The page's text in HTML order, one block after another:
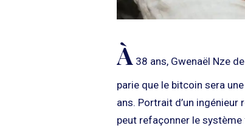
À 38 ans, Gwenaël Nze
parie que le bitcoin sera
ans. Portrait d’un
peut refaçonner le